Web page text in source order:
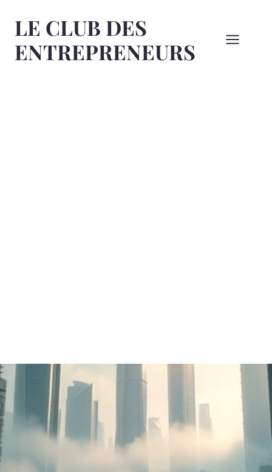
LE CLUB DES
ENTREPRENEURS